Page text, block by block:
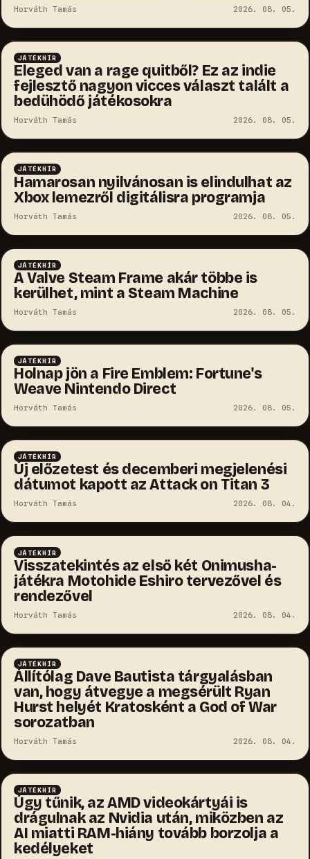
Horváth Tamás 2026. 08. 05.
JÁTÉKHÍR
Eleged van a rage quitből? Ez az indie
fejlesztő nagyon vicces választ talált a
bedühödő játékosokra
Horváth Tamás 2026. 08. 05.
JÁTÉKHÍR
Hamarosan nyilvánosan is elindulhat az
Xbox lemezről digitálisra programja
Horváth Tamás 2026. 08. 05.
JÁTÉKHÍR
A Valve Steam Frame akár többe is
kerülhet, mint a Steam Machine
Horváth Tamás 2026. 08. 05.
JÁTÉKHÍR
Holnap jön a Fire Emblem: Fortune's
Weave Nintendo Direct
Horváth Tamás 2026. 08. 05.
JÁTÉKHÍR
Új előzetest és decemberi megjelenési
dátumot kapott az Attack on Titan 3
Horváth Tamás 2026. 08. 04.
JÁTÉKHÍR
Visszatekintés az első két Onimusha-
játékra Motohide Eshiro tervezővel és
rendezővel
Horváth Tamás 2026. 08. 04.
JÁTÉKHÍR
Állítólag Dave Bautista tárgyalásban
van, hogy átvegye a megsérült Ryan
Hurst helyét Kratosként a God of War
sorozatban
Horváth Tamás 2026. 08. 04.
JÁTÉKHÍR
Úgy tűnik, az AMD videokártyái is
drágulnak az Nvidia után, miközben az
AI miatti RAM-hiány tovább borzolja a
kedélyeket